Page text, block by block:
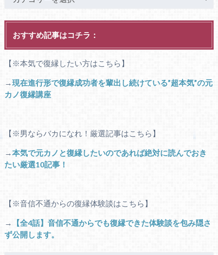
おすすめ記事はコチラ：
【※本気で復縁したい方はこちら】
→現在進行形で復縁成功者を輩出し続けている”超本気”の元
カノ復縁講座
【※男ならバカになれ！厳選記事はこちら】
→本気で元カノと復縁したいのであれば絶対に読んでおき
たい厳選10記事！
【※音信不通からの復縁体験談はこちら】
→
【全4話】音信不通からでも復縁できた体験談を包み隠さ
ず公開します。